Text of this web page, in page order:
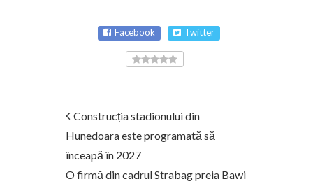
Facebook Twitter
Construcția stadionului din
Hunedoara este programată să
înceapă în 2027
O firmă din cadrul Strabag preia Bawi